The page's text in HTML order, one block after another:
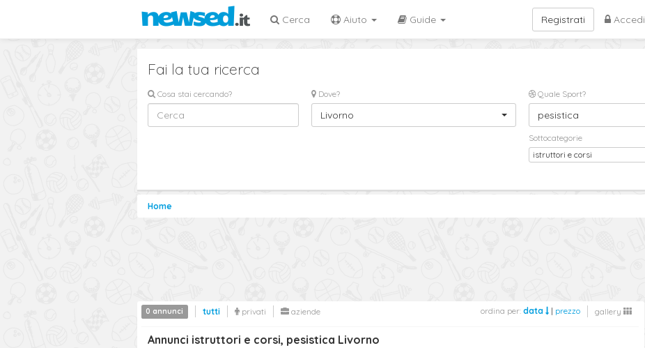
Cerca Aiuto Guide Accedi
Registrati
Fai la tua ricerca
Cosa stai cercando? Dove?
Livorno
Quale Sport?
pesistica
Sottocategorie
istruttori e corsi
Home
tutti privati aziende
0 annunci ordina per: data | prezzo gallery
Annunci istruttori e corsi, pesistica Livorno